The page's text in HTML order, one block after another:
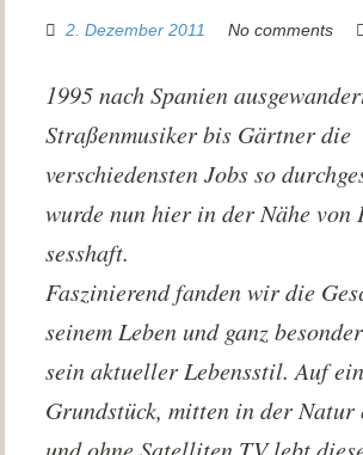
2. Dezember 2011 No comments
1995 nach Spanien
Straßenmusiker bis Gärtner die
verschiedensten Jobs so
wurde nun hier in der Nähe von
sesshaft.
Faszinierend fanden wir die
seinem Leben und ganz
sein aktueller Lebensstil. Auf
Grundstück, mitten in der Natur